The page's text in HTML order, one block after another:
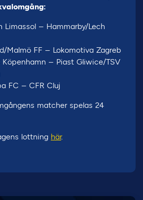
Limassol – Hammarby/Lech
Malmö FF – Lokomotiva Zagreb
Köpenhamn – Piast Gliwice/TSV
FC – CFR Cluj
matcher spelas 24
lottning här.